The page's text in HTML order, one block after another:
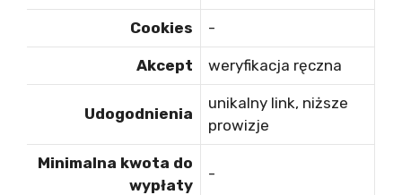
Cookies -
Akcept weryfikacja ręczna
Udogodnienia
unikalny link, niższe
prowizje
Minimalna kwota do
wypłaty
-